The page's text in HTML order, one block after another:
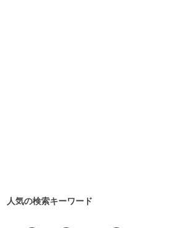
人気の検索キーワード